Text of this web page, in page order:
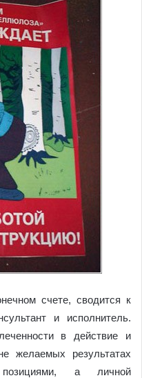
счете, сводится к
и исполнитель.
в действие и
желаемых результатах
а личной